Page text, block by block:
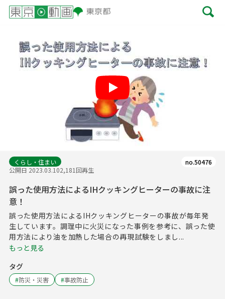
くらし・住まい
公開日 2023.03.102,181回再生
no.50476
誤った使用方法によるIHクッキングヒーターの事故に注
意！
誤った使用方法によるIHクッキングヒーターの事故が毎年発
生しています。調理中に火災になった事例を参考に、誤った使
用方法により油を加熱した場合の再現試験をしまし...
もっと見る
タグ
#防災・災害 #事故防止